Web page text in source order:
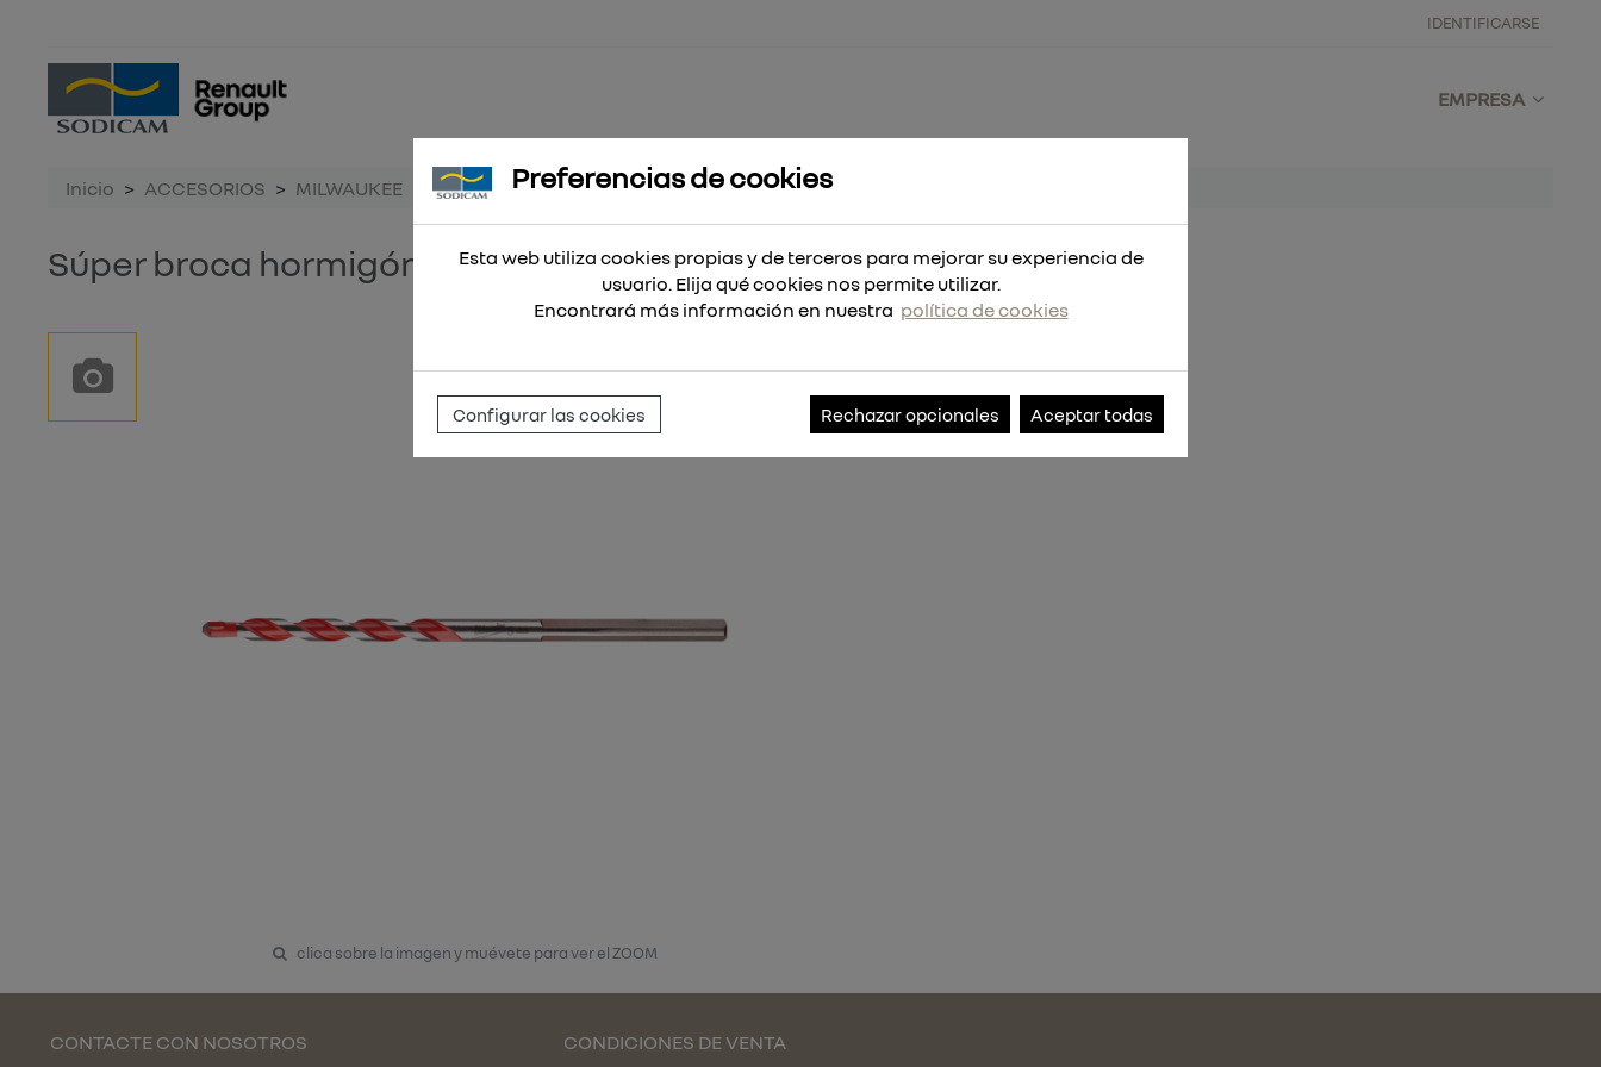
IDENTIFICARSE
EMPRESA
Inicio ACCESORIOS MILWAUKEE Súper broca hormigón 3x90mm - cil'
Súper broca hormigón 3x90mm - cil'
clica sobre la imagen y muévete para ver el ZOOM
CONTACTE CON NOSOTROS CONDICIONES DE VENTA
Preferencias de cookies
Esta web utiliza cookies propias y de terceros para mejorar su experiencia de
usuario. Elija qué cookies nos permite utilizar.
Encontrará más información en nuestra política de cookies
Configurar las cookies Rechazar opcionales Aceptar todas